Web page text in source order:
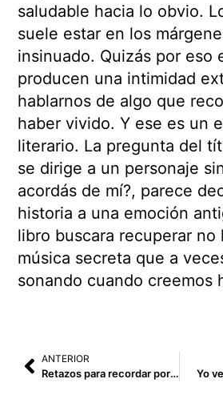
saludable hacia lo obvio.
suele estar en los
insinuado. Quizás por eso
producen una intimidad
hablarnos de algo que
haber vivido. Y ese es un
literario. La pregunta del
se dirige a un personaje
acordás de mí?, parece
historia a una emoción
libro buscara recuperar no
música secreta que a
sonando cuando creemos
ANTERIOR
Retazos para recordar por dónde anduve Yo